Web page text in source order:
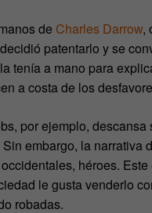
de Charles Darrow,
patentarlo y se
tenía a mano para
a costa de los
por ejemplo,
embargo, la narrativa
héroes.
le gusta venderlo
robadas.